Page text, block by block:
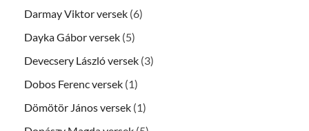
Darmay Viktor versek (6)
Dayka Gábor versek (5)
Devecsery László versek (3)
Dobos Ferenc versek (1)
Dömötör János versek (1)